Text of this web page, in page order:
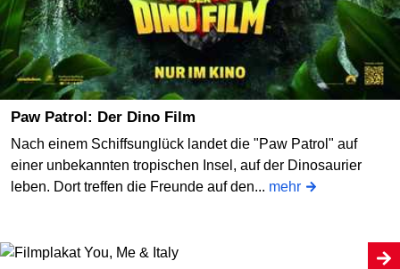
Paw Patrol: Der Dino Film
Nach einem Schiffsunglück landet die "Paw Patrol" auf
einer unbekannten tropischen Insel, auf der Dinosaurier
leben. Dort treffen die Freunde auf den... mehr